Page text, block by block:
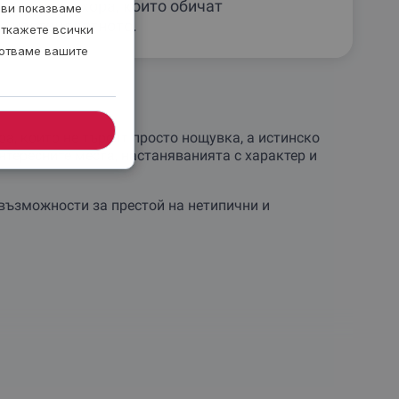
поводи и хора, които обичат
нестандартното.
които не търсят просто нощувка, а истинско
места, настаняванията с характер и
за престой на нетипични и
показваме
всички
вашите